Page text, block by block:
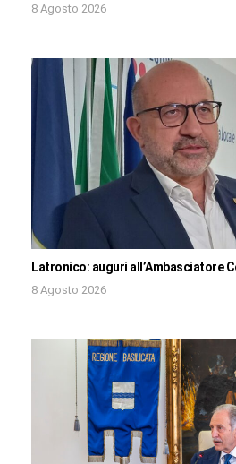
8 Agosto 2026
Latronico: auguri all’Ambasciatore
8 Agosto 2026